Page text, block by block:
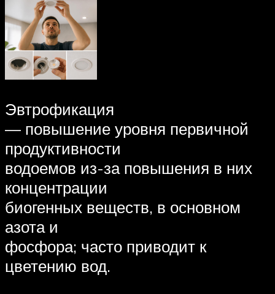
Эвтрофикация
— повышение уровня первичной
продуктивности
водоемов из-за повышения в них
концентрации
биогенных веществ, в основном
азота и
фосфора; часто приводит к
цветению вод.